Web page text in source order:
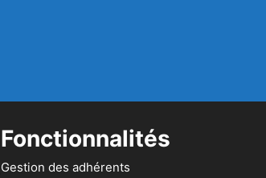
Fonctionnalités
Gestion des adhérents